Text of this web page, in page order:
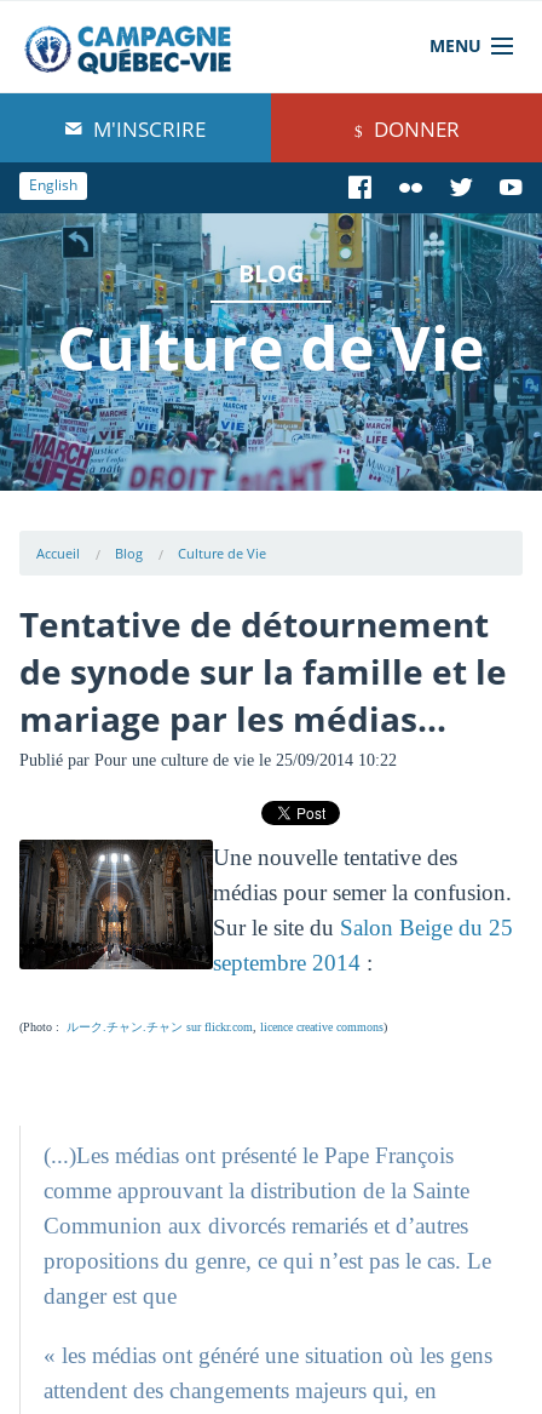
MENU
À propos de nous
Blog
Comprendre
Agir
Boutique
M'INSCRIRE DONNER
English
BLOG
Culture de Vie
Accueil Blog Culture de Vie
Tentative de détournement
de synode sur la famille et le
mariage par les médias...
Publié par Pour une culture de viele 25/09/2014 10:22
Une nouvelle tentative des
médias pour semer la confusion.
Sur le site du Salon Beige du 25
septembre 2014 :
(Photo : ルーク.チャン.チャン sur flickr.com licence creative commons)
(...)Les médias ont présenté le Pape François
comme approuvant la distribution de la Sainte
Communion aux divorcés remariés et d’autres
propositions du genre, ce qui n’est pas le cas. Le
danger est que
« les médias ont généré une situation où les gens
attendent des changements majeurs qui, en